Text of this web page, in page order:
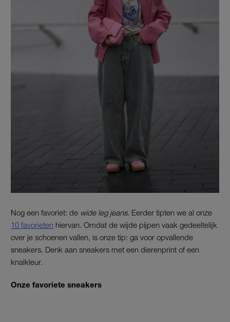
Nog een favoriet: de wide leg jeans. Eerder tipten we al onze
10 favorieten hiervan. Omdat de wijde pijpen vaak gedeeltelijk
over je schoenen vallen, is onze tip: ga voor opvallende
sneakers. Denk aan sneakers met een dierenprint of een
knalkleur.
Onze favoriete sneakers